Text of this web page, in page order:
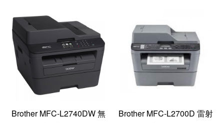
Brother MFC-L2740DW 無
Brother MFC-L2700D 雷射